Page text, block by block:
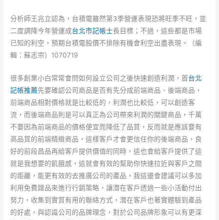
分析師王兆立認為，台積電雖然第3季營運表現恐將旺季不旺，並
二度調降今年營運成台北市記帳士長目標；不過，這些都是市場
已知的利空，預期台積電股價不排除有機會利空出盡表現。（編
輯：蘇志宗）1070719
很多創業小白常常會問如何設立公司之後快速創造利潤，首台北
記帳推薦先要確認公司商品是否有先分成前端商品、後端商品，
前端商品相對價格就是比較低的，利潤也比較低，可以創造客
流，而後端商品則是可以真正為公司帶來利潤的關鍵商品，千萬
不要因為前端商品的價格便宜而降低了品質，反而就是應該要有
高品質的前端精緻商品，這樣客戶才會更信任你的後端商品，良
好的前段昌品再給客戶提供價值的同時，這也會給客戶提供了這
就是我想要的飢餓感，這就會有效的幫助你快速拉近與客戶之間
的距離，能更有效的去推廣公司的產品，我這邊會建議可以多加
利用免費蹭品來進行行銷策略，讓潛在客戶透過一些小活動付出
努力，收集到實質有用的聯絡方式，潛在客戶也著實體驗到產品
的好處，與認識公司的品牌理念，對於公司品牌形象可以有更深